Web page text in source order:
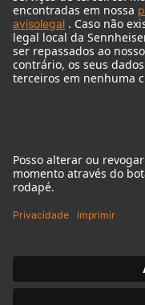
Imprint
Privacy policy
Terms of Use